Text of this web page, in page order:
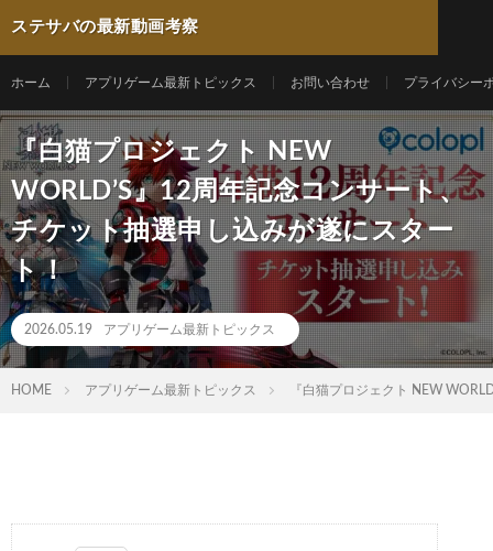
ステサバの最新動画考察
ホーム アプリゲーム最新トピックス お問い合わせ プライバシー
『白猫プロジェクト NEW
WORLD’S』12周年記念コンサート、
チケット抽選申し込みが遂にスター
ト！
2026.05.19 アプリゲーム最新トピックス
HOME アプリゲーム最新トピックス 『白猫プロジェクト NEW